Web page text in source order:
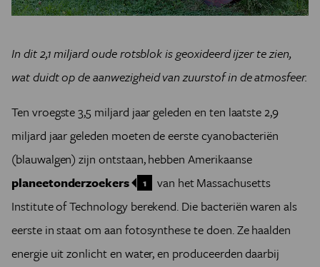
In dit 2,1 miljard oude rotsblok is geoxideerd ijzer te zien,
wat duidt op de aanwezigheid van zuurstof in de atmosfeer.
Ten vroegste 3,5 miljard jaar geleden en ten laatste 2,9
miljard jaar geleden moeten de eerste cyanobacteriën
(blauwalgen) zijn ontstaan, hebben Amerikaanse
planeetonderzoekers
1
van het Massachusetts
Institute of Technology berekend. Die bacteriën waren als
eerste in staat om aan fotosynthese te doen. Ze haalden
energie uit zonlicht en water, en produceerden daarbij